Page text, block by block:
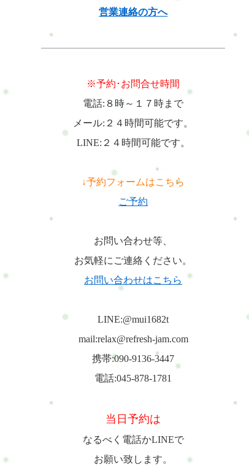
営業連絡の方へ
※予約･お問合せ時間
電話:８時～１７時まで
メール:２４時間可能です。
LINE:２４時間可能です。
↓予約フォームはこちら
ご予約
お問い合わせ等、
お気軽にご連絡ください。
お問い合わせはこちら
LINE:@mui1682t
mail:relax@refresh-jam.com
携帯:090-9136-3447
電話:045-878-1781
当日予約は
なるべく電話かLINEで
お願い致します。